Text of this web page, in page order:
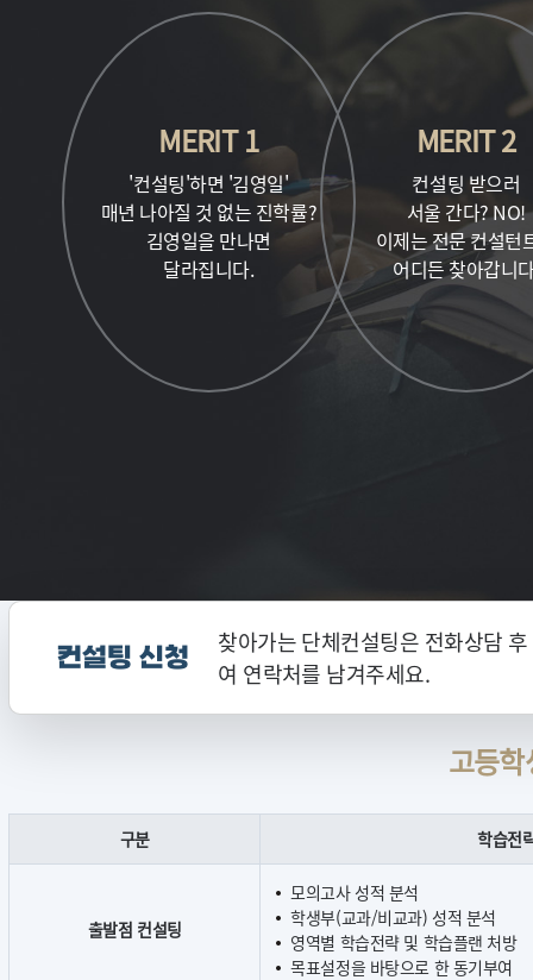
MERIT 1
'컨설팅'하면 '김영일'
매년 나아질 것 없는 진학률?
김영일을 만나면
달라집니다.
MERIT 2
컨설팅 받으러
서울 간다? NO!
이제는 전문 컨설턴
어디든 찾아갑니
컨설팅 신청
찾아가는 단체컨설팅은 전화상담
여 연락처를 남겨주세요.
고등
구분 학습전
출발점 컨설팅
모의고사 성적 분석
학생부(교과/비교과) 성적 분석
영역별 학습전략 및 학습플랜 처방
목표설정을 바탕으로 한 동기부여